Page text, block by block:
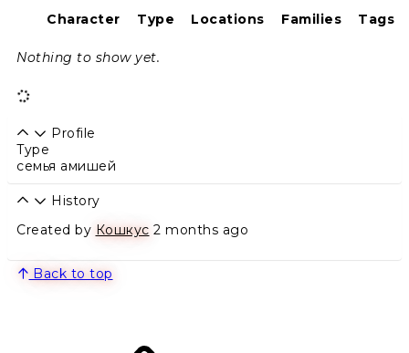
Character Type Locations Families Tags
Nothing to show yet.
Profile
Type
семья амишей
History
Created by Кошкус 2 months ago
Back to top